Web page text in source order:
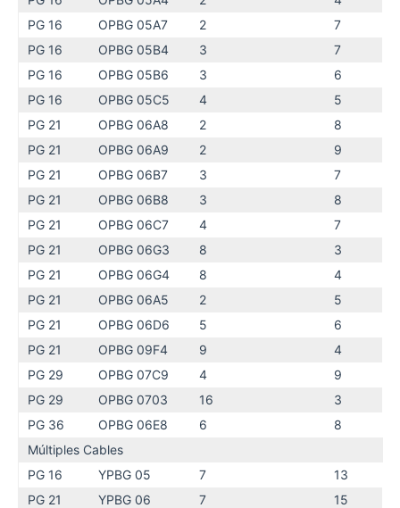
PG 16
OPBG 05A7 2
7
PG 16
OPBG 05B4 3
7
PG 16
OPBG 05B6 3
6
PG 16
OPBG 05C5 4
5
PG 21
OPBG 06A8 2
8
PG 21
OPBG 06A9 2
9
PG 21
OPBG 06B7 3
7
PG 21
OPBG 06B8 3
8
PG 21
OPBG 06C7 4
7
PG 21
OPBG 06G3 8
3
PG 21
OPBG 06G4 8
4
PG 21
OPBG 06A5 2
5
PG 21
OPBG 06D6 5
6
PG 21
OPBG 09F4 9
4
PG 29
OPBG 07C9 4
9
PG 29
OPBG 0703 16
3
PG 36
OPBG 06E8 6
8
Múltiples Cables
PG 16
YPBG 05 7
13
PG 21
YPBG 06 7
15